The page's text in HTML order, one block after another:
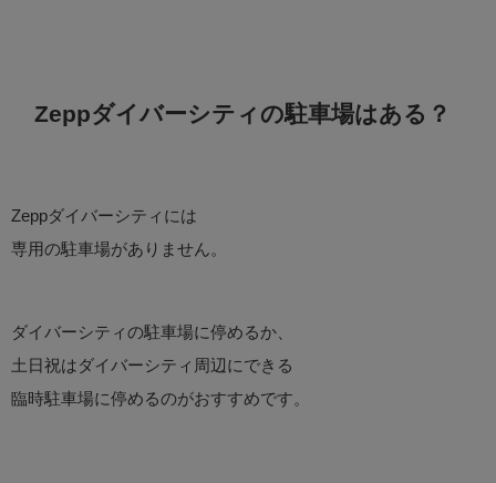
Zeppダイバーシティの駐車場はある？
Zeppダイバーシティには
専用の駐車場がありません。
ダイバーシティの駐車場に停めるか、
土日祝はダイバーシティ周辺にできる
臨時駐車場に停めるのがおすすめです。